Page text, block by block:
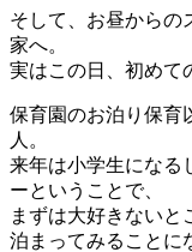
そして、お昼からの
家へ。
実はこの日、初めて
保育園のお泊り保育
人。
来年は小学生になる
ーということで、
まずは大好きないと
泊まってみることに